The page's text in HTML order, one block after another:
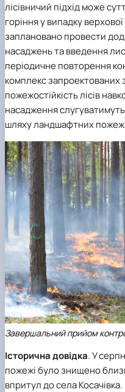
лісівничий підхід може
горіння у випадку
заплановано провести
насаджень та введення
періодичне повторення
комплекс запроектованих
пожежостійкість лісів
насадження
шляху ландшафтних
Завершальний прийом
Історична довідка. У
пожежі було знищено
впритул до села